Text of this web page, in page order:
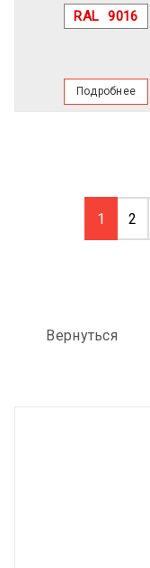
RAL 9016
Подробнее
1 2
Вернуться